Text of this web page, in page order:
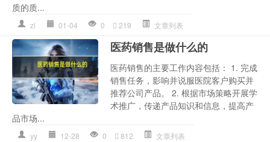
质的质...
zl 01-04 0 219 文章列表
医药销售是做什么的
医药销售的主要工作内容包括： 1. 完成
销售任务，影响并说服医院客户购买并
推荐公司产品。 2. 根据市场策略开展学
术推广，传递产品知识和信息，提高产
品市场...
yy 12-28 0 812 文章列表